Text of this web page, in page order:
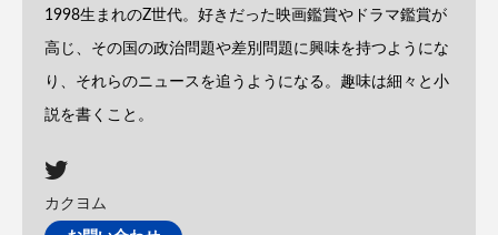
1998生まれのZ世代。好きだった映画鑑賞やドラマ鑑賞が
高じ、その国の政治問題や差別問題に興味を持つようにな
り、それらのニュースを追うようになる。趣味は細々と小
説を書くこと。
カクヨム